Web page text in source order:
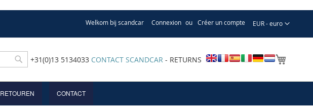
Devise
EUR - euro
Welkom bij scandcar Connexion Créer un compte
+31(0)13 5134033 CONTACT SCANDCAR - RETURNS
RETOUREN CONTACT